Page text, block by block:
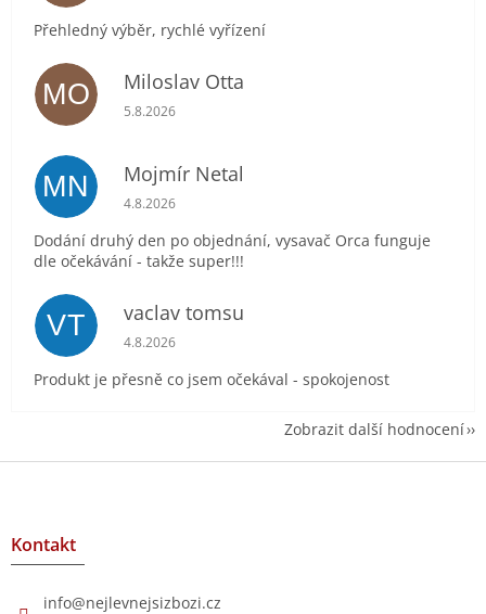
Přehledný výběr, rychlé vyřízení
MO Miloslav Otta
Hodnocení obchodu je 5 z 5 hvězdiček.
5.8.2026
MN Mojmír Netal
Hodnocení obchodu je 5 z 5 hvězdiček.
4.8.2026
Dodání druhý den po objednání, vysavač Orca funguje
dle očekávání - takže super!!!
VT vaclav tomsu
Hodnocení obchodu je 5 z 5 hvězdiček.
4.8.2026
Produkt je přesně co jsem očekával - spokojenost
Zobrazit další hodnocení
Z
Kontakt
info@nejlevnejsizbozi.cz